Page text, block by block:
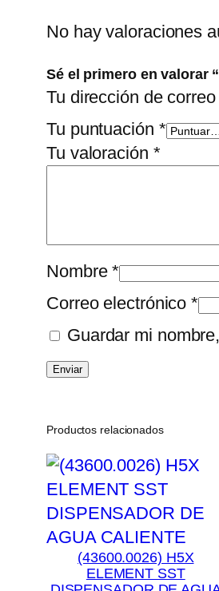
No hay valoraciones
Sé el primero en valorar
Tu dirección de
Tu puntuación *
Tu valoración *
Nombre*
Correo electrónico*
Guardar mi
Productos relacionados
(43600.0026) H5X
ELEMENT SST